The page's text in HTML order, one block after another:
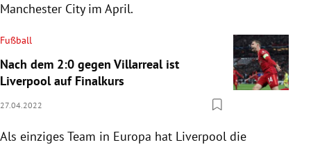
Manchester City im April.
Fußball
Nach dem 2:0 gegen Villarreal ist
Liverpool auf Finalkurs
27.04.2022
Als einziges Team in Europa hat Liverpool die